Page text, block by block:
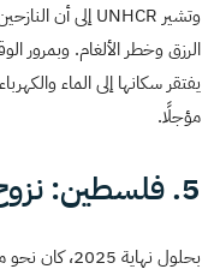
وتشير UNHCR إلى أن النازحين
الرزق وخطر الألغام.
يفتقر سكانها إلى الماء
مؤجلًا.
5. فلسطين: نزوح متكرر في مساحة مغلقة
بحلول نهاية 2025، كان نحو مليوني شخص في فلسطين